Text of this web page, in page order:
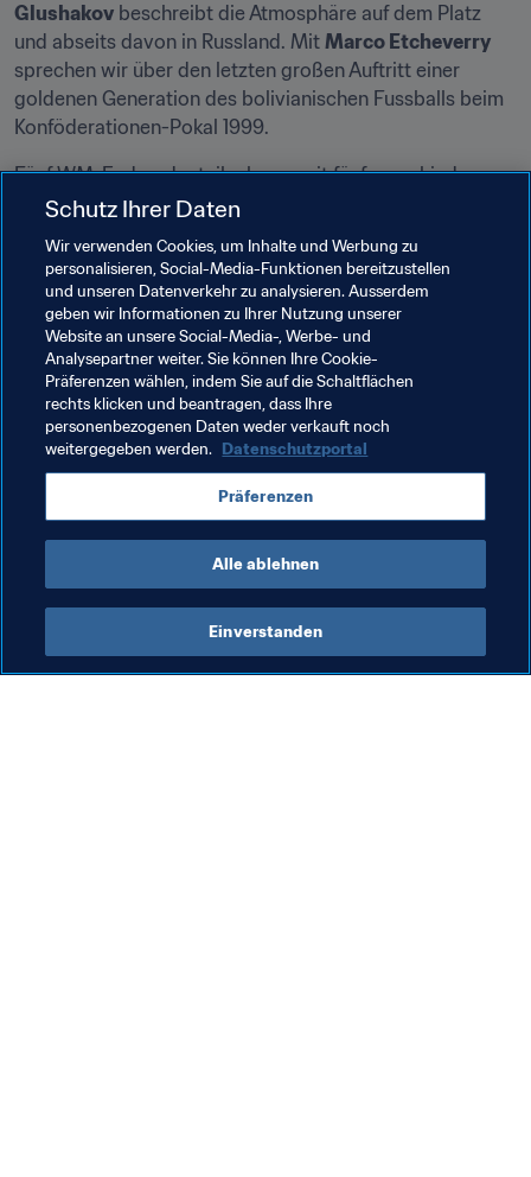
Glushakov beschreibt die Atmosphäre auf dem Platz
und abseits davon in Russland. Mit Marco Etcheverry
sprechen wir über den letzten großen Auftritt einer
goldenen Generation des bolivianischen Fussballs beim
Konföderationen-Pokal 1999.
Fünf WM-Endrundenteilnahmen mit fünf verschiedenen
Mannschaften. Bietet jemand mehr? Nein, und das wird
sich FIFA.com deshalb der Liebesgeschichte von
Milutinović und der FIFA Fussball-Weltmeisterschaft™.
Außerdem machen wir wieder fussballerische Abstecher
in die verschiedensten Winkel der Welt, zum Beispiel
nach Südsudanund Papua-Neuguinea. Wie immer
berichten wir auch ausführlich und spannend vom
Frauenfussball. Über unsere wöchentlichen Rubriken
hinaus finden Sie bei FIFA.com auch Aktuelles von der
FIFA, Exklusiv-Interviews, Videos und Fotos.
Wir wünschen eine schöne Fussball-Woche!
Schutz Ihrer Daten
Wir verwenden Cookies, um Inhalte und Werbung zu
personalisieren, Social-Media-Funktionen bereitzustellen
und unseren Datenverkehr zu analysieren. Ausserdem
geben wir Informationen zu Ihrer Nutzung unserer
Website an unsere Social-Media-, Werbe- und
Analysepartner weiter. Sie können Ihre Cookie-
Präferenzen wählen, indem Sie auf die Schaltflächen
rechts klicken und beantragen, dass Ihre
personenbezogenen Daten weder verkauft noch
weitergegeben werden. Datenschutzportal
Präferenzen
Alle ablehnen
Einverstanden